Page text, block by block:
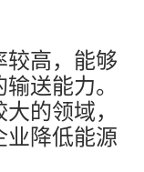
高，能够
送能力。
的领域，
降低能源